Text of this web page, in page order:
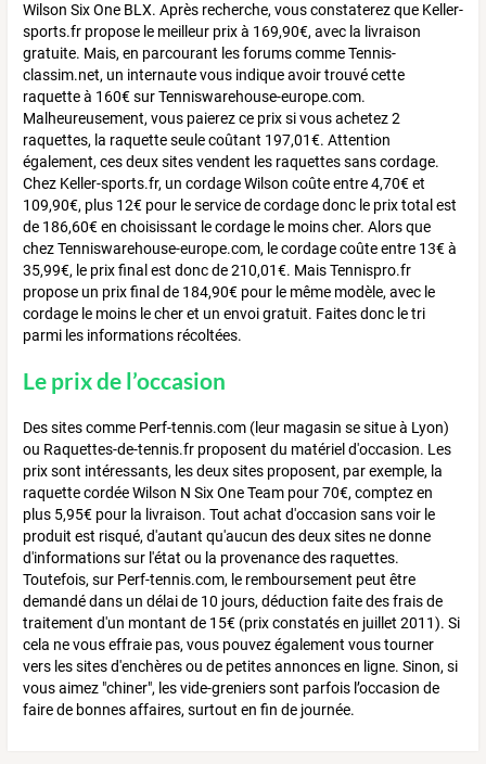
Wilson Six One BLX. Après recherche, vous constaterez que Keller-
sports.fr propose le meilleur prix à 169,90€, avec la livraison
gratuite. Mais, en parcourant les forums comme Tennis-
classim.net, un internaute vous indique avoir trouvé cette
raquette à 160€ sur Tenniswarehouse-europe.com.
Malheureusement, vous paierez ce prix si vous achetez 2
raquettes, la raquette seule coûtant 197,01€. Attention
également, ces deux sites vendent les raquettes sans cordage.
Chez Keller-sports.fr, un cordage Wilson coûte entre 4,70€ et
109,90€, plus 12€ pour le service de cordage donc le prix total est
de 186,60€ en choisissant le cordage le moins cher. Alors que
chez Tenniswarehouse-europe.com, le cordage coûte entre 13€ à
35,99€, le prix final est donc de 210,01€. Mais Tennispro.fr
propose un prix final de 184,90€ pour le même modèle, avec le
cordage le moins le cher et un envoi gratuit. Faites donc le tri
parmi les informations récoltées.
Le prix de l’occasion
Des sites comme Perf-tennis.com (leur magasin se situe à Lyon)
ou Raquettes-de-tennis.fr proposent du matériel d'occasion. Les
prix sont intéressants, les deux sites proposent, par exemple, la
raquette cordée Wilson N Six One Team pour 70€, comptez en
plus 5,95€ pour la livraison. Tout achat d'occasion sans voir le
produit est risqué, d'autant qu'aucun des deux sites ne donne
d'informations sur l'état ou la provenance des raquettes.
Toutefois, sur Perf-tennis.com, le remboursement peut être
demandé dans un délai de 10 jours, déduction faite des frais de
traitement d'un montant de 15€ (prix constatés en juillet 2011). Si
cela ne vous effraie pas, vous pouvez également vous tourner
vers les sites d'enchères ou de petites annonces en ligne. Sinon, si
vous aimez "chiner", les vide-greniers sont parfois l’occasion de
faire de bonnes affaires, surtout en fin de journée.